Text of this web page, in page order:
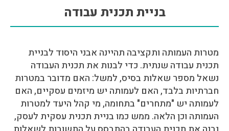
בניית תכנית עבודה
מטרות העמותה ותקציבה תהיינה אבני היסוד לבניית
תכנית עבודה שנתית. כדי לבנות את תכנית העבודה
נשאל מספר שאלות בסיס, למשל: האם מדובר במטרות
חברתיות בלבד, האם לעמותה יש מיזמים עסקיים, האם
לעמותה יש "מתחרים" בתחומה, מי קהל היעד למטרות
העמותה וכן הלאה. ממש כמו בניית תכנית עסקית לעסק,